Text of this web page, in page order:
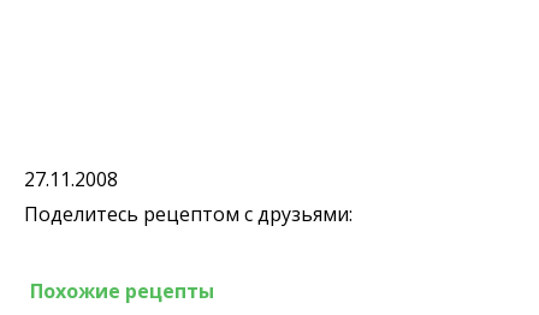
27.11.2008
Поделитесь рецептом с друзьями:
Похожие рецепты